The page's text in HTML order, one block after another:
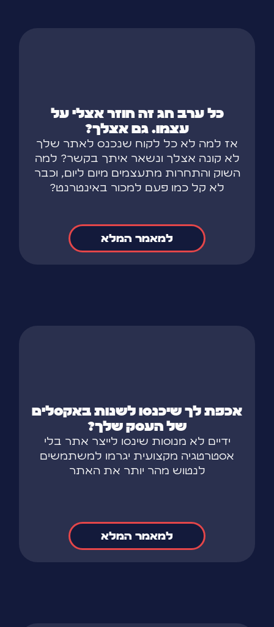
כל ערב חג זה חוזר אצלי על
עצמו. גם אצלך?
אז למה לא כל לקוח שנכנס לאתר שלך
לא קונה אצלך ונשאר איתך בקשר? למה
השוק והתחרות מתעצמים מיום ליום, וכבר
לא קל כמו פעם למכור באינטרנט?
למאמר המלא
אכפת לך שיכנסו לשנות באקסלים
של העסק שלך?
ידיים לא מנוסות שינסו לייצר אתר בלי
אסטרטגיה מקצועית יגרמו למשתמשים
לנטוש מהר יותר את האתר
למאמר המלא